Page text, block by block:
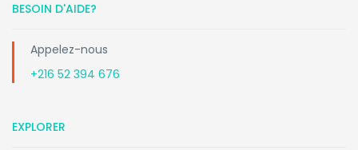
BESOIN D'AIDE?
Appelez-nous
+216 52 394 676
EXPLORER